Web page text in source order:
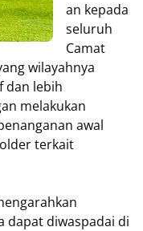
an kepada
seluruh
Camat
wilayahnya
dan lebih
melakukan
awal
terkait
dapat diwaspadai di